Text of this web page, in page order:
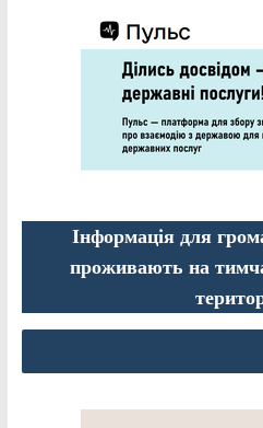
Інформація для
проживають на